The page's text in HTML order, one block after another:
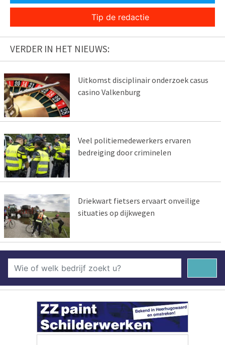
Tip de redactie
VERDER IN HET NIEUWS:
Uitkomst disciplinair onderzoek casus
casino Valkenburg
Veel politiemedewerkers ervaren
bedreiging door criminelen
Driekwart fietsers ervaart onveilige
situaties op dijkwegen